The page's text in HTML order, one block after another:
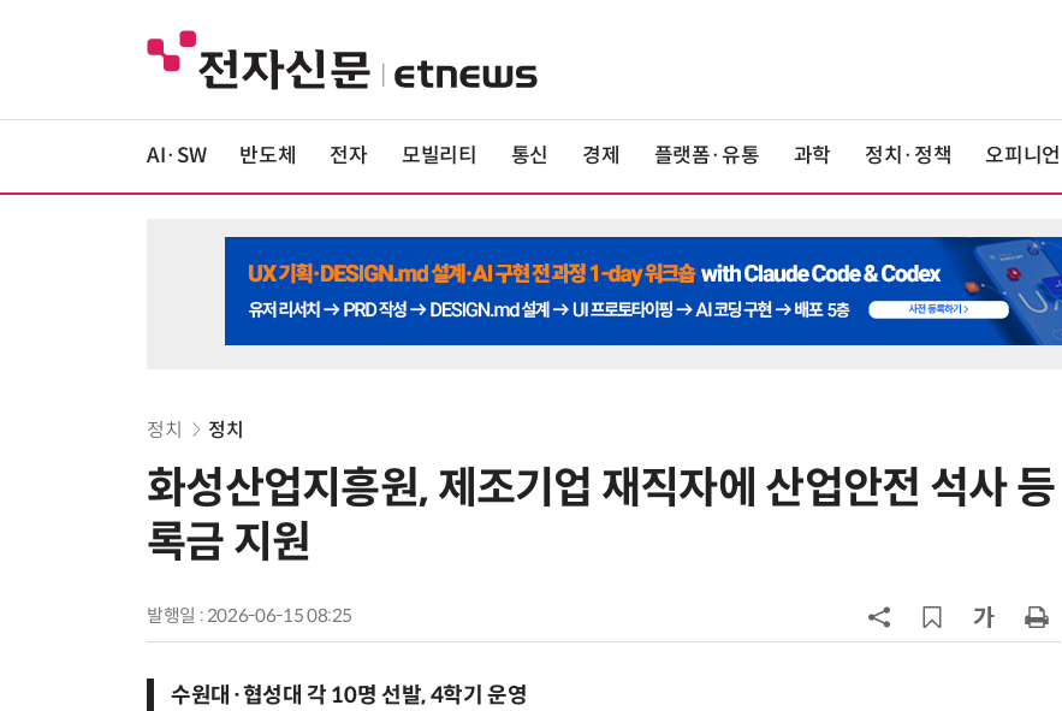
AI·SW 반도체 전자 모빌리티 통신 경제 플랫폼·유통 과학 정치·정책 오피니언
정치 정치
화성산업지흥원, 제조기업 재직자에 산업안전 석사 등
록금 지원
발행일 : 2026-06-15 08:25
수원대·협성대 각 10명 선발, 4학기 운영
6
산업부, 한화오션·에코프로비엠 등
산'에 감세…세제로 산업·자금 지방